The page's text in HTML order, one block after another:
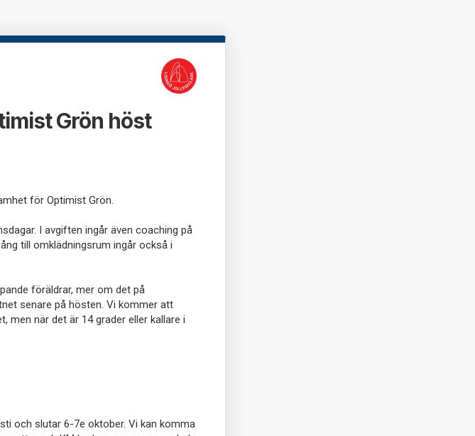
Grön höst
för Optimist Grön.
I avgiften ingår även coaching på
till omklädningsrum ingår också i
föräldrar, mer om det på
senare på hösten. Vi kommer att
men när det är 14 grader eller kallare i
och slutar 6-7e oktober. Vi kan komma